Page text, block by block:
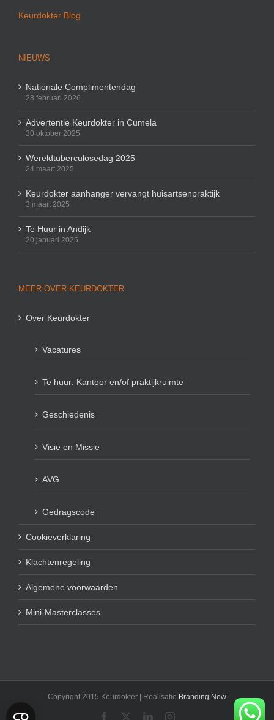
Keurdokter Blog
NIEUWS
Nationale Complimentendag
28 februari 2026
Advertentie Keurdokter in Cumela
30 oktober 2025
Wereldtuberculosedag 2025
24 maart 2025
Keurdokter aanhanger vervangt huisartsenpraktijk
3 maart 2025
Te Huur in Andijk
20 januari 2025
MEER OVER KEURDOKTER
Over Keurdokter
Vacatures
Te huur: Kantoor en/of praktijkruimte
Geschiedenis
Visie en Missie
AVG
Gedragscode
Cookieverklaring
Klachtenregeling
Algemene voorwaarden
Mini-Masterclasses
Copyright 2015 Keurdokter | Realisatie Branding New
Facebook LinkedInInstagram